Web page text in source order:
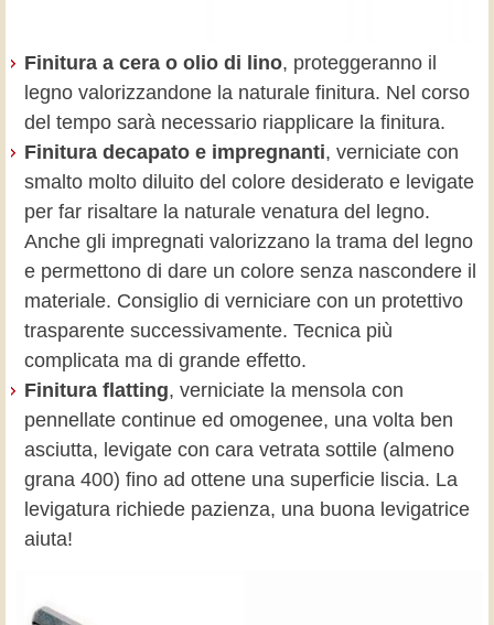
Finitura a cera o olio di lino, proteggeranno il
legno valorizzandone la naturale finitura. Nel corso
del tempo sarà necessario riapplicare la finitura.
Finitura decapato e impregnanti, verniciate con
smalto molto diluito del colore desiderato e levigate
per far risaltare la naturale venatura del legno.
Anche gli impregnati valorizzano la trama del legno
e permettono di dare un colore senza nascondere il
materiale. Consiglio di verniciare con un protettivo
trasparente successivamente. Tecnica più
complicata ma di grande effetto.
Finitura flatting, verniciate la mensola con
pennellate continue ed omogenee, una volta ben
asciutta, levigate con cara vetrata sottile (almeno
grana 400) fino ad ottene una superficie liscia. La
levigatura richiede pazienza, una buona levigatrice
aiuta!